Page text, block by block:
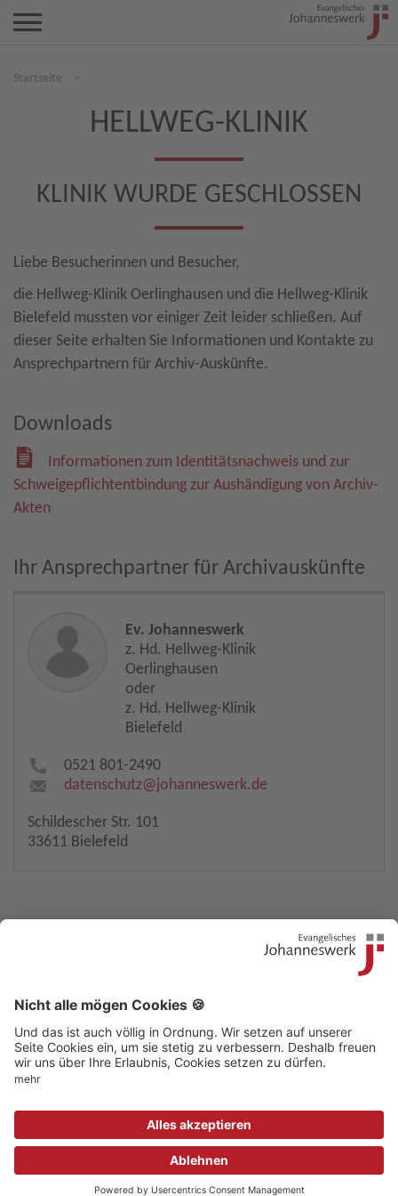
Startseite >
HELLWEG-KLINIK
KLINIK WURDE GESCHLOSSEN
Liebe Besucherinnen und Besucher,
die Hellweg-Klinik Oerlinghausen und die Hellweg-Klinik
Bielefeld mussten vor einiger Zeit leider schließen. Auf
dieser Seite erhalten Sie Informationen und Kontakte zu
Ansprechpartnern für Archiv-Auskünfte.
Downloads
Informationen zum Identitätsnachweis und zur
Schweigepflichtentbindung zur Aushändigung von Archiv-
Akten
Ihr Ansprechpartner für Archivauskünfte
Ev. Johanneswerk
z. Hd. Hellweg-Klinik
Oerlinghausen
oder
z. Hd. Hellweg-Klinik
Bielefeld
0521 801-2490
datenschutz​@johanneswerk.de
Schildescher Str. 101
33611 Bielefeld
Beschwerdestelle Impressum Sitemap